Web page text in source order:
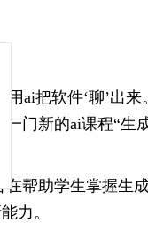
ai把软件‘聊’出
门新的ai课程“生
帮助学生掌握生
力。